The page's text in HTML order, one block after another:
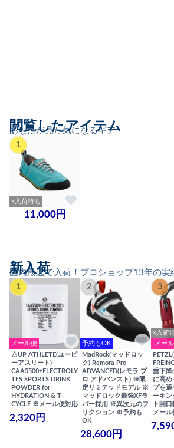
あなたが見た気になるギア
閲覧したアイテム
1
×入荷待ち
11,000円
国内最速で入荷！プロショップ13年の実
新入荷
1
メール便
△UP ATHLETE(ユーピ
ーアスリート)
CAA5500+ELECTROLY
TES SPORTS DRINK
POWDER for
HYDRATION & T-
CYCLE ※メール便対応
2,320円
2
予約もOK
MadRock(マッドロッ
ク) Remora Pro
ADVANCED(レモラ プ
ロ アドバンスト) ※限
定リミテッドモデル ※
マッドロック最強XFラ
バー採用 ※異次元のフ
リクション ※予約も
OK
28,600円
3
×入荷
メー
垂下降
に高
プを通
ーキ
ト開
メー